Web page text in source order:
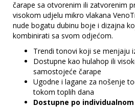
čarape sa otvorenim ili zatvorenim
visokom udjelu mikro vlakana
nude bogatu dubinu boje i dizajna
kombinirati sa svom odjećom.
Trendi tonovi koji se menjaju
Dostupne kao hulahop ili
samostojeće čarape
Ugodne i lagane za nošenje
tokom toplih dana
Dostupne po